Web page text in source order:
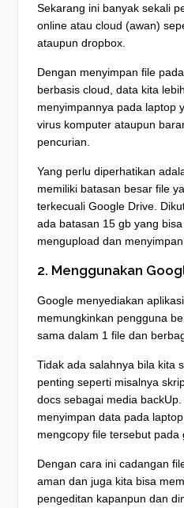
Sekarang ini banyak sekali
online atau cloud (awan)
ataupun dropbox.
Dengan menyimpan file
berbasis cloud, data kita
menyimpannya pada laptop
virus komputer ataupun
pencurian.
Yang perlu diperhatikan
memiliki batasan besar file
terkecuali Google Drive.
ada batasan 15 gb yang
mengupload dan
2. Menggunakan
Google menyediakan
memungkinkan pengguna
sama dalam 1 file dan
Tidak ada salahnya bila kita
penting seperti misalnya
docs sebagai media
menyimpan data pada
mengcopy file tersebut pada
Dengan cara ini cadangan
aman dan juga kita bisa
pengeditan kapanpun dan